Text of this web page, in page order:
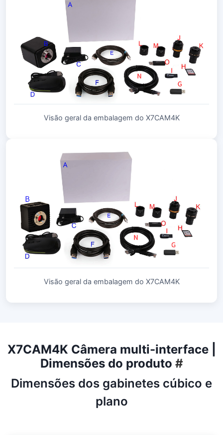
Visão geral da embalagem do X7CAM4K
Visão geral da embalagem do X7CAM4K
X7CAM4K Câmera multi-interface |
Dimensões do produto #
Dimensões dos gabinetes cúbico e
plano